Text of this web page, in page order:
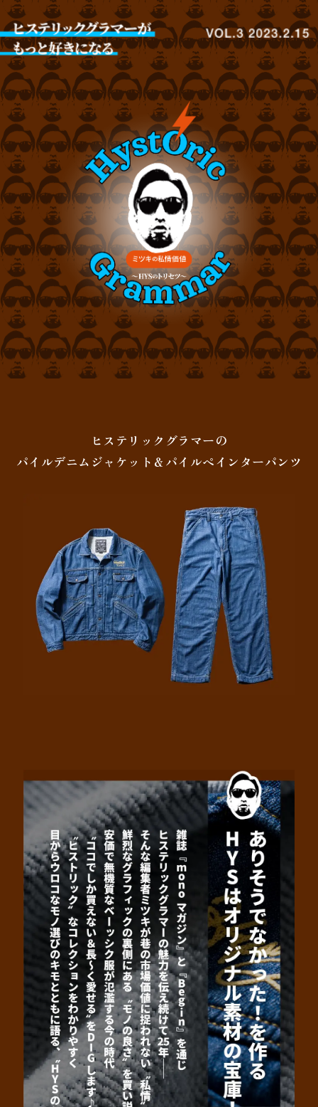
Hystoric Glamour ミツキの私情価値 vol.3
ヒステリックグラマーの
パイルデニムジャケット＆パイルペインターパンツ